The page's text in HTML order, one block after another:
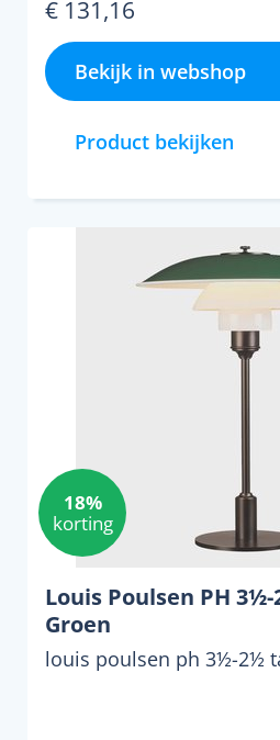
€ 131,16
Bekijk in webshop
Product bekijken
18%
korting
Louis Poulsen PH
Groen
louis poulsen ph 3½-2½